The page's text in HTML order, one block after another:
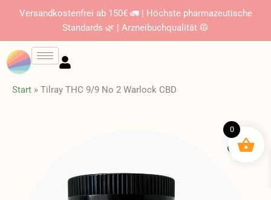
Versandkostenfrei ab 150€ 🚛 | Höchste pharmazeutische
Standards 🌿 | Arzneibuchqualität 🥼
Start » Tilray THC 9/9 No 2 Warlock CBD
0